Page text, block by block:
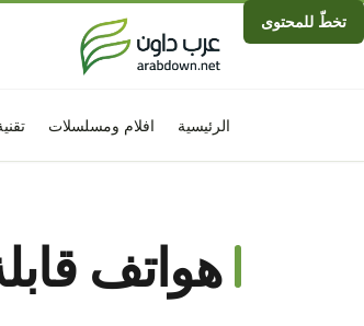
تخطّ للمحتوى
الرئيسية افلام ومسلسلات
هواتف